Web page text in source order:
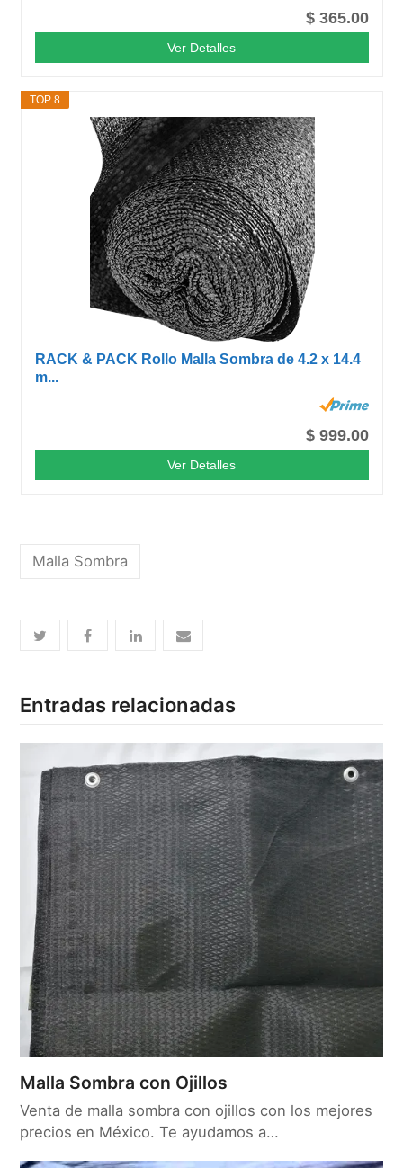
$ 365.00
Ver Detalles
TOP 8
RACK & PACK Rollo Malla Sombra de 4.2 x 14.4
m...
$ 999.00
Ver Detalles
Malla Sombra
Entradas relacionadas
Malla Sombra con Ojillos
Venta de malla sombra con ojillos con los mejores
precios en México. Te ayudamos a…